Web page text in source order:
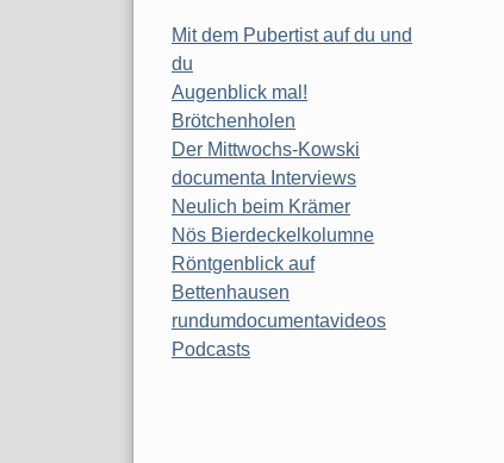
Mit dem Pubertist auf du und
du
Augenblick mal!
Brötchenholen
Der Mittwochs-Kowski
documenta Interviews
Neulich beim Krämer
Nös Bierdeckelkolumne
Röntgenblick auf
Bettenhausen
rundumdocumentavideos
Podcasts